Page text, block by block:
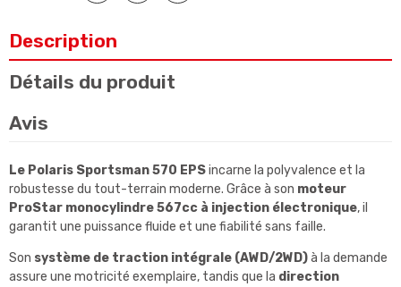
Description
Détails du produit
Avis
Le Polaris Sportsman 570 EPSincarne la polyvalence et la
robustesse du tout-terrain moderne. Grâce à son moteur
ProStar monocylindre 567cc à injection électronique, il
garantit une puissance fluide et une fiabilité sans faille.
Son système de traction intégrale (AWD/2WD)à la demande
assure une motricité exemplaire, tandis que la direction